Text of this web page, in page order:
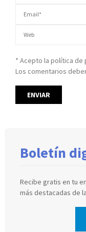
* Acepto la política
Los comentarios
Boletín
Recibe gratis en tu
más destacadas de